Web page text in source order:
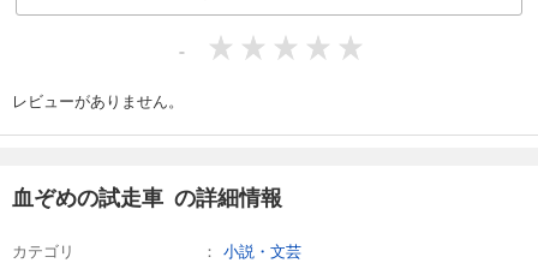
-
レビューがありません。
血ぞめの試走車 の詳細情報
カテゴリ
小説・文芸